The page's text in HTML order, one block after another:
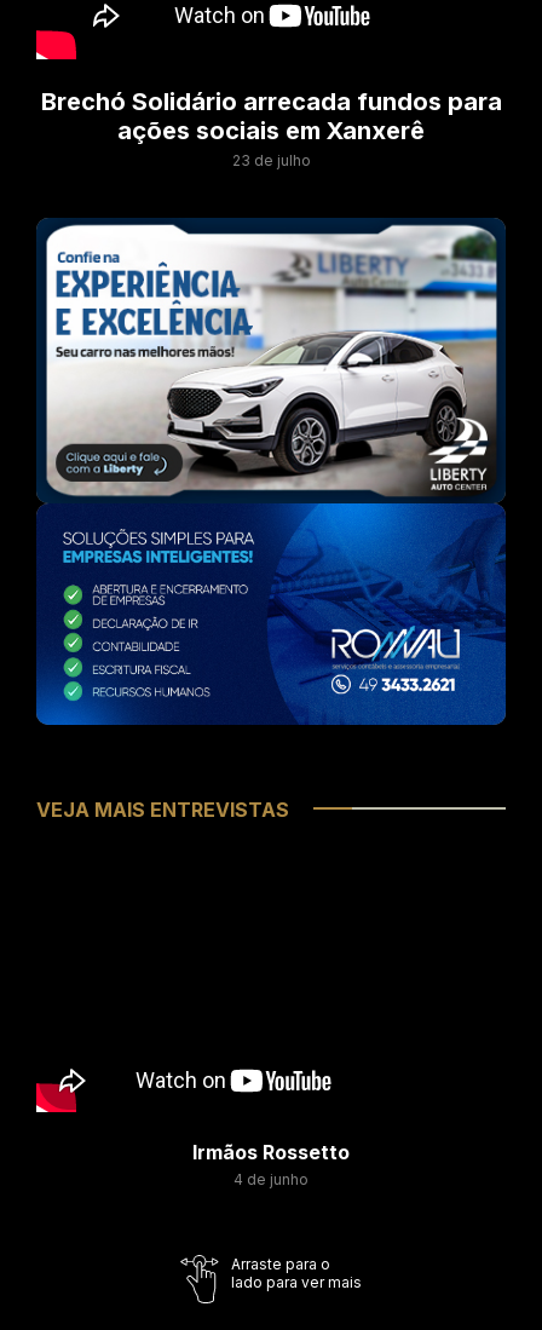
Brechó Solidário arrecada fundos para
ações sociais em Xanxerê
23 de julho
VEJA MAIS ENTREVISTAS
Irmãos Rossetto
4 de junho
Arraste para o
lado para ver mais